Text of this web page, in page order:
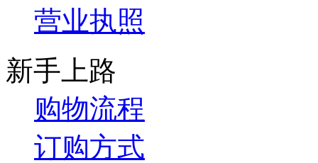
营业执照
新手上路
购物流程
订购方式